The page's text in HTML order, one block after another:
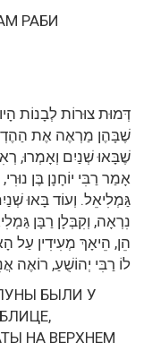
РАБИ
דְּמוּת צוּרוֹת לְבָנוֹת
שֶׁבָּהֶן מַרְאֶה אֶת
שֶׁבָּאוּ שְׁנַיִם וְאָמְרוּ,
אָמַר רַבִּי יוֹחָנָן בֶּן
גַּמְלִיאֵל. וְעוֹד בָּאוּ
נִרְאָה, וְקִבְּלָן רַבָּן
הֵן, הֵיאָךְ מְעִידִין עַל
לוֹ רַבִּי יְהוֹשֻׁעַ, רוֹאֶה
БЫЛИ У
НА ВЕРХНЕМ